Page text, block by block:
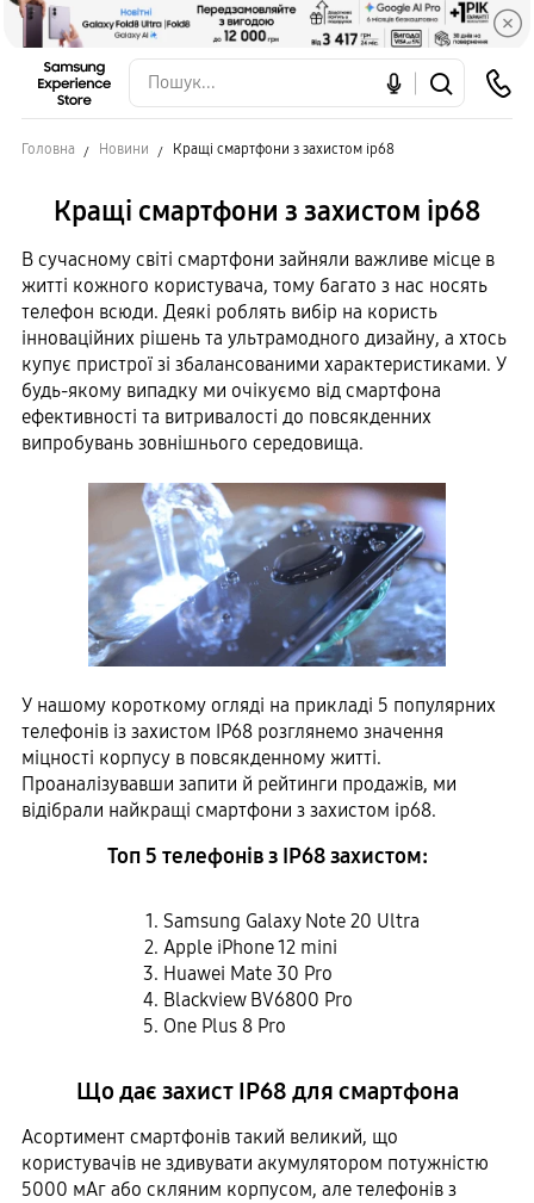
Головна Новини Кращі смартфони з захистом ip68
Кращі смартфони з захистом ip68
В сучасному світі смартфони зайняли важливе місце в
житті кожного користувача, тому багато з нас носять
телефон всюди. Деякі роблять вибір на користь
інноваційних рішень та ультрамодного дизайну, а хтось
купує пристрої зі збалансованими характеристиками. У
будь-якому випадку ми очікуємо від смартфона
ефективності та витривалості до повсякденних
випробувань зовнішнього середовища.
У нашому короткому огляді на прикладі 5 популярних
телефонів із захистом IP68 розглянемо значення
міцності корпусу в повсякденному житті.
Проаналізувавши запити й рейтинги продажів, ми
відібрали найкращі смартфони з захистом ip68.
Топ 5 телефонів з IP68 захистом:
Samsung Galaxy Note 20 Ultra
Apple iPhone 12 mini
Huawei Mate 30 Pro
Blackview BV6800 Pro
One Plus 8 Pro
Що дає захист IP68 для смартфона
Асортимент смартфонів такий великий, що
користувачів не здивувати акумулятором потужністю
5000 мАг або скляним корпусом, але телефонів з